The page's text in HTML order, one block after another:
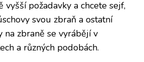
vyšší požadavky a chcete sejf,
svou zbraň a ostatní
na zbraně se vyrábějí v
a různých podobách.